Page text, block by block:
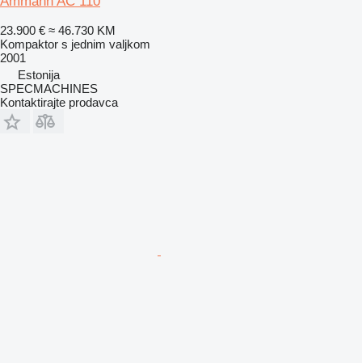
23.900 € ≈ 46.730 KM
Kompaktor s jednim valjkom
2001
Estonija
SPECMACHINES
Kontaktirajte prodavca